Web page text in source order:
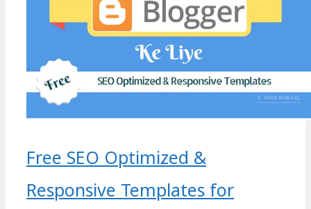
Free SEO Optimized &
Responsive Templates for